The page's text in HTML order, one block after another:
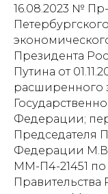
16.08.2023 № Пр-
Президента
Путина от
расширенного
Федерации;
Председателя
Федерации М.В.
ММ-П4-21451 по